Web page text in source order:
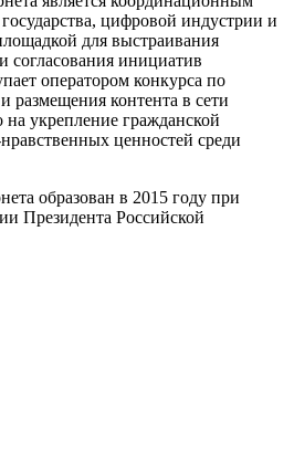
цифровой индустрии и
для выстраивания
согласования инициатив
оператором конкурса по
размещения контента в сети
укрепление гражданской
ценностей среди
образован в 2015 году при
Президента Российской